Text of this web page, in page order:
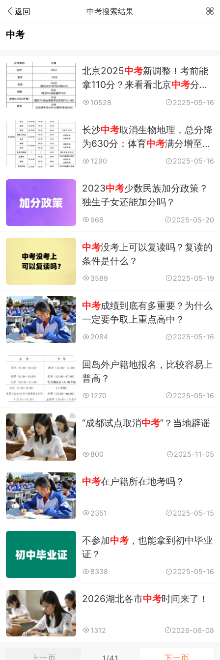
返回 中考搜索结果
中考
北京2025中考新调整！考前能
拿110分？来看看北京中考分
值！
10528 2025-05-16
长沙中考取消生物地理，总分降
为630分；体育中考满分增至
50分
1290 2025-05-16
2023中考少数民族加分政策？
独生子女还能加分吗？
966 2025-05-20
中考没考上可以复读吗？复读的
条件是什么？
3589 2025-05-19
中考成绩到底有多重要？为什么
一定要争取上重点高中？
2084 2025-05-16
回岛外户籍地报名，比较容易上
普高？
1270 2025-05-16
“成都试点取消中考”？当地辟谣
800 2025-11-05
中考在户籍所在地考吗？
2351 2025-05-15
不参加中考 ，也能拿到初中毕业
证？
8338 2025-05-16
2026湖北各市中考时间来了！
1312 2026-06-08